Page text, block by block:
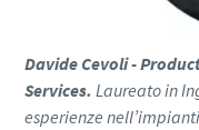
Davide Cevoli -
Services. Laureato in
esperienze